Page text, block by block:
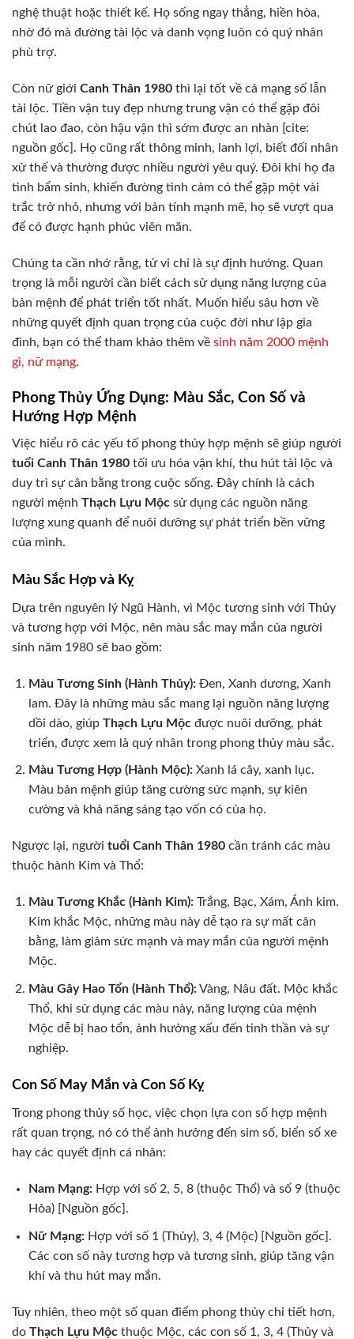
nghệ thuật hoặc thiết kế. Họ sống ngay thẳng, hiền hòa,
nhờ đó mà đường tài lộc và danh vọng luôn có quý nhân
phù trợ.
Còn nữ giới Canh Thân 1980 thì lại tốt về cả mạng số lẫn
tài lộc. Tiền vận tuy đẹp nhưng trung vận có thể gặp đôi
chút lao đao, còn hậu vận thì sớm được an nhàn [cite:
nguồn gốc]. Họ cũng rất thông minh, lanh lợi, biết đối nhân
xử thế và thường được nhiều người yêu quý. Đôi khi họ đa
tình bẩm sinh, khiến đường tình cảm có thể gặp một vài
trắc trở nhỏ, nhưng với bản tính mạnh mẽ, họ sẽ vượt qua
để có được hạnh phúc viên mãn.
Chúng ta cần nhớ rằng, tử vi chỉ là sự định hướng. Quan
trọng là mỗi người cần biết cách sử dụng năng lượng của
bản mệnh để phát triển tốt nhất. Muốn hiểu sâu hơn về
những quyết định quan trọng của cuộc đời như lập gia
đình, bạn có thể tham khảo thêm về sinh năm 2000 mệnh
gì, nữ mạng.
Phong Thủy Ứng Dụng: Màu Sắc, Con Số và
Hướng Hợp Mệnh
Việc hiểu rõ các yếu tố phong thủy hợp mệnh sẽ giúp người
tuổi Canh Thân 1980 tối ưu hóa vận khí, thu hút tài lộc và
duy trì sự cân bằng trong cuộc sống. Đây chính là cách
người mệnh Thạch Lựu Mộc sử dụng các nguồn năng
lượng xung quanh để nuôi dưỡng sự phát triển bền vững
của mình.
Màu Sắc Hợp và Kỵ
Dựa trên nguyên lý Ngũ Hành, vì Mộc tương sinh với Thủy
và tương hợp với Mộc, nên màu sắc may mắn của người
sinh năm 1980 sẽ bao gồm:
Màu Tương Sinh (Hành Thủy):Đen, Xanh dương, Xanh
lam. Đây là những màu sắc mang lại nguồn năng lượng
dồi dào, giúp Thạch Lựu Mộcđược nuôi dưỡng, phát
triển, được xem là quý nhân trong phong thủy màu sắc.
Màu Tương Hợp (Hành Mộc):Xanh lá cây, xanh lục.
Màu bản mệnh giúp tăng cường sức mạnh, sự kiên
cường và khả năng sáng tạo vốn có của họ.
Ngược lại, người tuổi Canh Thân 1980 cần tránh các màu
thuộc hành Kim và Thổ:
Màu Tương Khắc (Hành Kim):Trắng, Bạc, Xám, Ánh kim.
Kim khắc Mộc, những màu này dễ tạo ra sự mất cân
bằng, làm giảm sức mạnh và may mắn của người mệnh
Mộc.
Màu Gây Hao Tổn (Hành Thổ):Vàng, Nâu đất. Mộc khắc
Thổ, khi sử dụng các màu này, năng lượng của mệnh
Mộc dễ bị hao tổn, ảnh hưởng xấu đến tinh thần và sự
nghiệp.
Con Số May Mắn và Con Số Kỵ
Trong phong thủy số học, việc chọn lựa con số hợp mệnh
rất quan trọng, nó có thể ảnh hưởng đến sim số, biển số xe
hay các quyết định cá nhân:
Nam Mạng:Hợp với số 2, 5, 8 (thuộc Thổ) và số 9 (thuộc
Hỏa) [Nguồn gốc].
Nữ Mạng:Hợp với số 1 (Thủy), 3, 4 (Mộc) [Nguồn gốc].
Các con số này tương hợp và tương sinh, giúp tăng vận
khí và thu hút may mắn.
Tuy nhiên, theo một số quan điểm phong thủy chi tiết hơn,
do Thạch Lựu Mộc thuộc Mộc, các con số 1, 3, 4 (Thủy và